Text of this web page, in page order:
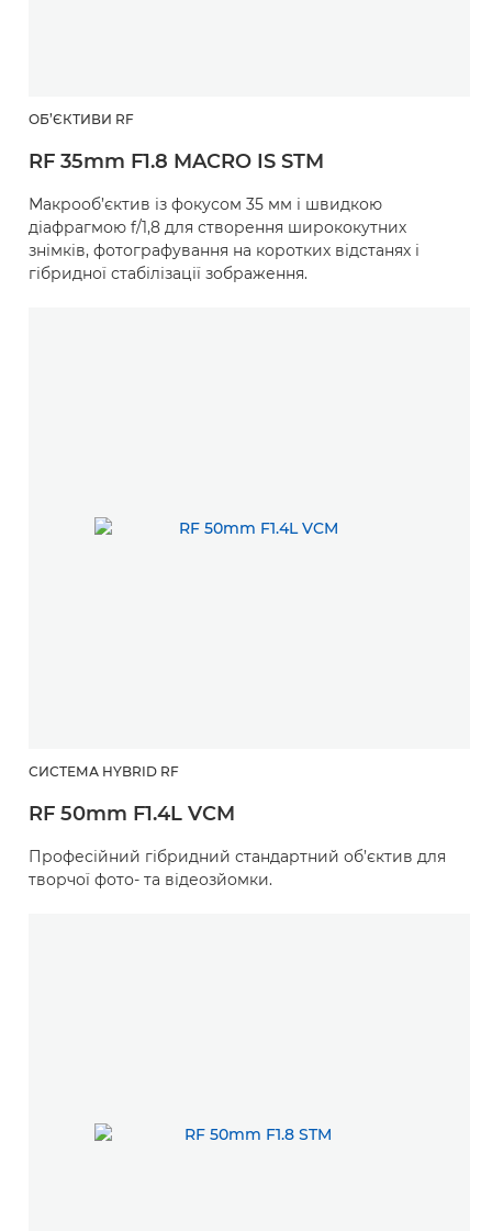
ОБ’ЄКТИВИ RF
RF 35mm F1.8 MACRO IS STM
Макрооб’єктив із фокусом 35 мм і швидкою
діафрагмою f/1,8 для створення ширококутних
знімків, фотографування на коротких відстанях і
гібридної стабілізації зображення.
СИСТЕМА HYBRID RF
RF 50mm F1.4L VCM
Професійний гібридний стандартний об’єктив для
творчої фото- та відеозйомки.